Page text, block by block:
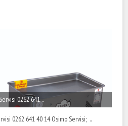
0262 641 ..
0262 641 40 14 Osimo Servisi; ..